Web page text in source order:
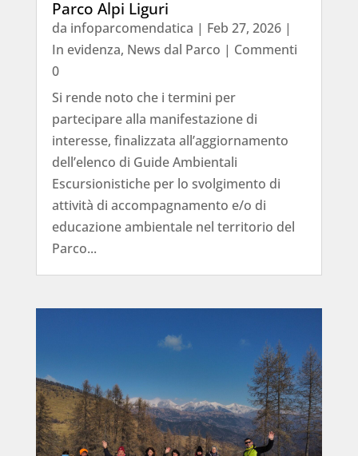
Parco Alpi Liguri
da infoparcomendatica | Feb 27, 2026|
In evidenza, News dal Parco | Commenti
0
Si rende noto che i termini per
partecipare alla manifestazione di
interesse, finalizzata all’aggiornamento
dell’elenco di Guide Ambientali
Escursionistiche per lo svolgimento di
attività di accompagnamento e/o di
educazione ambientale nel territorio del
Parco...